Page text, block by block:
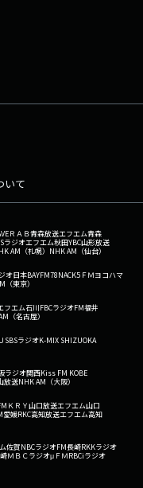
いて
ＲＡＢ青森放送エフエム青森
ラジオエフエム秋田YBC山形放送
AM（札幌） NHK AM（仙台）
オ日本BAYFM78NACK5 ＦＭヨコハマ
（東京）
フエム石川FBCラジオFM福井
（名古屋）
SBSラジオK-MIX SHIZUOKA
ラジオ関西Kiss FM KOBE
放送NHK AM（大阪）
ＫＲＹ山口放送エフエム山口
愛媛RKC高知放送エフエム高知
佐賀NBCラジオFM長崎RKKラジオ
ＭＢＣラジオμＦＭRBCiラジオ